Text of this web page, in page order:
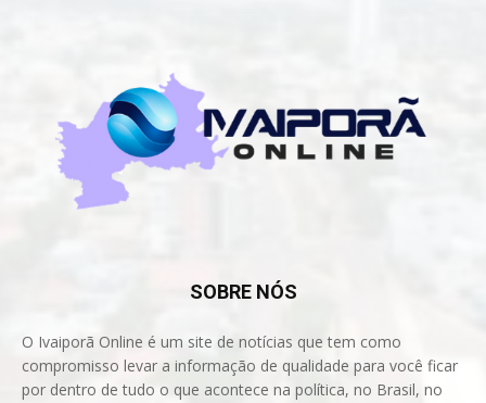
SOBRE NÓS
O Ivaiporã Online é um site de notícias que tem como
compromisso levar a informação de qualidade para você ficar
por dentro de tudo o que acontece na política, no Brasil, no